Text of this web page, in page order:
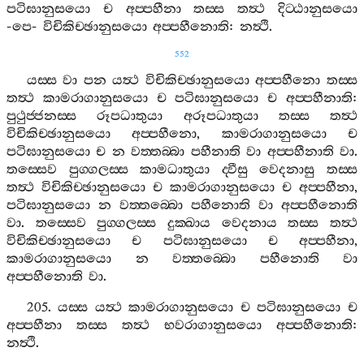
පටිඝානුසයො
ච අප‍්පහීනා තස‍්ස තත්‍ථ
දිට‍්ඨානුසයො
-පෙ- විචිකිච‍්ඡානුසයො අප‍්පහීනොති: නත්‍ථි.
552
යස‍්ස වා පන යත්‍ථ විචිකිච‍්ඡානුසයො අප‍්පහීනො තස‍්ස
තත්‍ථ කාමරාගානුසයො ච පටිඝානුසයො ච අප‍්පහීනාති:
පුථුජ‍්ජනස‍්ස
රූපධාතුයා අරූපධාතුයා තස‍්ස
තත්‍ථ
විචිකිච‍්ඡානුසයො
අප‍්පහීනො, කාමරාගානුසයො
ච
පටිඝානුසයො ච න වත‍්තබ‍්බා පහීනාති වා අප‍්පහීනාති වා.
තස‍්සෙව
පුග‍්ගලස‍්ස කාමධාතුයා ද‍්වීසු වෙදනාසු
තස‍්ස
තත්‍ථ විචිකිච‍්ඡානුසයො ච කාමරාගානුසයො ච අප‍්පහීනා,
පටිඝානුසයො න වත‍්තබ‍්බො පහීනොති වා අප‍්පහීනොති
වා. තස‍්සෙව පුග‍්ගලස‍්ස දුක‍්ඛාය වෙදනාය තස‍්ස
තත්‍ථ
විචිකිච‍්ඡානුසයො
ච පටිඝානුසයො ච අප‍්පහීනා,
කාමරාගානුසයො
න වත‍්තබ‍්බො පහීනොති
වා
අප‍්පහීනොති වා.
205.යස‍්ස යත්‍ථ කාමරාගානුසයො ච පටිඝානුසයො ච
අප‍්පහීනා
තස‍්ස තත්‍ථ භවරාගානුසයො අප‍්පහීනොති:
නත්‍ථි.